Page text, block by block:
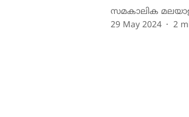
സമകാലിക
29 May 2024
2